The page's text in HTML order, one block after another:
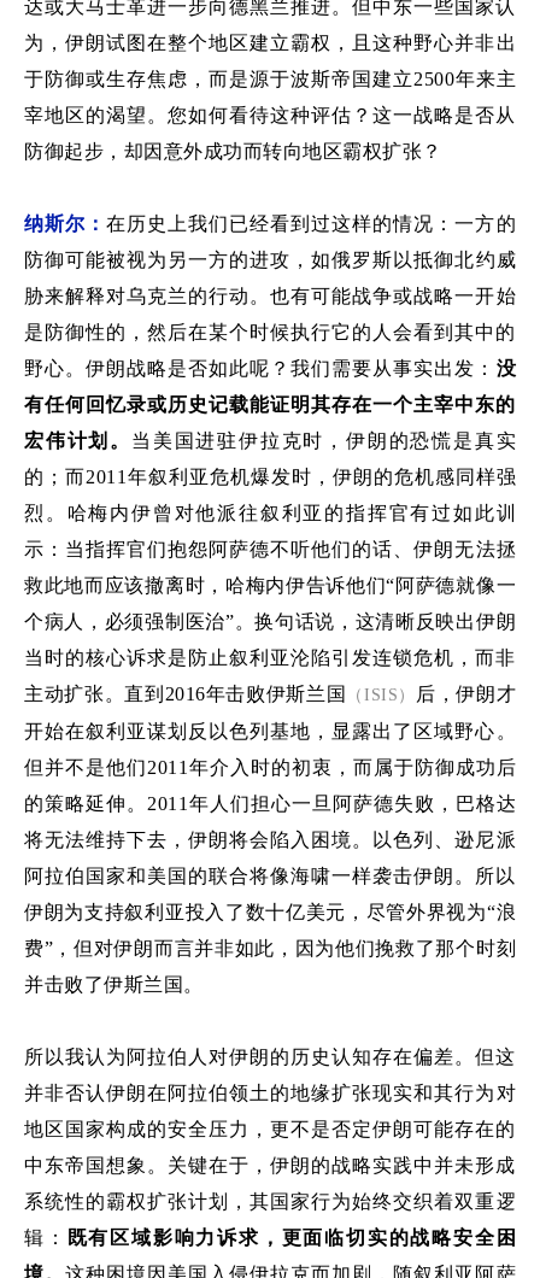
达或大马士革进一步向德黑兰推进。但中东一些国家认
为，伊朗试图在整个地区建立霸权，且这种野心并非出
于防御或生存焦虑，而是源于波斯帝国建立2500年来主
宰地区的渴望。您如何看待这种评估？这一战略是否从
防御起步，却因意外成功而转向地区霸权扩张？
纳斯尔：在历史上我们已经看到过这样的情况：一方的
防御可能被视为另一方的进攻 ，如俄罗斯以抵御北约威
胁来解释对乌克兰的行动。也有可能战争或战略一开始
是防御性的，然后在某个时候执行它的人会看到其中的
野心。伊朗战略是否如此呢？我们需要从事实出发： 没
有任何回忆录或历史记载能证明其存在一个主宰中东的
宏伟计划。 当美国进驻伊拉克时， 伊朗的恐慌是真实
的 ；而2011 年叙利亚危机爆发时，伊朗的危机感同样强
烈 。哈梅内伊曾 对他派往叙利亚的指挥官有过如此训
示：当指挥官们抱怨阿萨德不听他们的话 、伊朗无法拯
救此地而应该撤离时， 哈梅内伊告诉他们“阿萨德就像一
个病人
，必须强制医治”。换句话说 ， 这清晰反映出伊朗
当时的核心诉求是防止叙利亚沦陷引发连锁危机，而非
主动扩张。直到 2016年击败伊斯兰国 （ISIS ）
后，伊朗才
开始在叙利亚谋划反以色列基地，显露出了 区域野心。
但并不是他们2011 年介入时的初衷，而属于防御成功后
的策略延伸。 2011 年人们担心一旦阿萨德失败，巴格达
将无法维持下去 ，伊朗将会陷入困境。以色列、逊尼派
阿拉伯国家和美国的联合将像海啸一样袭击伊朗。所以
伊朗为支持叙利亚投入 了数十亿美元，尽管外界视为“浪
费” ，但对伊朗而言并非如此， 因为他们挽救了那个时刻
并击败了伊斯兰国 。
所以我认为阿拉伯人对伊朗的历史认知存在偏差。但这
并非否认伊朗在阿拉伯领土的地缘扩张现实和其行为对
地区国家构成的安全压力，更不是否定伊朗可能存在的
中东帝国想象。关键在于，伊朗的战略实践中并未形成
系统性的霸权扩张计划
，其国家行为始终交织着双重逻
辑 ：
既有区域影响力诉求，更面临切实的战略安全困
境。这种困境因美国入侵伊拉克而加剧，随叙利亚阿萨